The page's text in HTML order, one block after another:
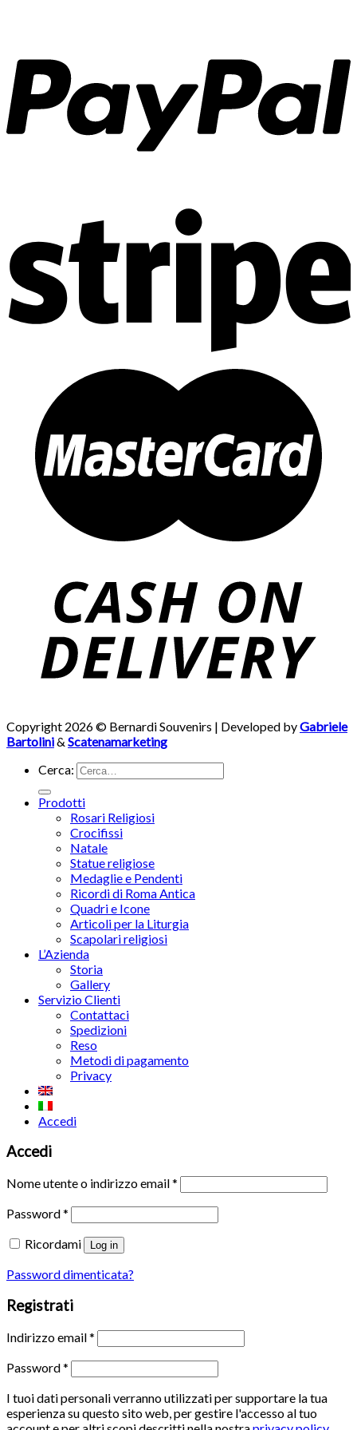
Copyright 2026 © Bernardi Souvenirs | Developed byGabriele
Bartolini& Scatenamarketing
Cerca:
Prodotti
Rosari Religiosi
Crocifissi
Natale
Statue religiose
Medaglie e Pendenti
Ricordi di Roma Antica
Quadri e Icone
Articoli per la Liturgia
Scapolari religiosi
L’Azienda
Storia
Gallery
Servizio Clienti
Contattaci
Spedizioni
Reso
Metodi di pagamento
Privacy
Accedi
Accedi
Nome utente o indirizzo email*
Password*
Ricordami
Log in
Password dimenticata?
Registrati
Indirizzo email*
Password*
I tuoi dati personali verranno utilizzati per supportare la tua
esperienza su questo sito web, per gestire l'accesso al tuo